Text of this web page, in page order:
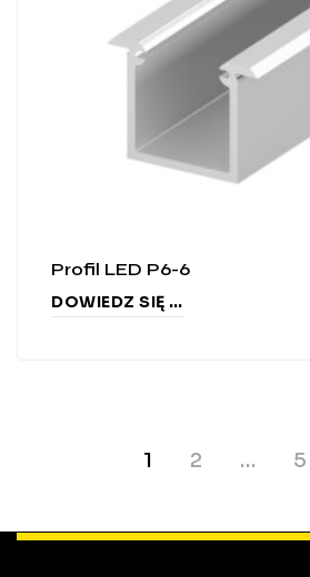
Profil LED P6-6
DOWIEDZ SIĘ WIĘCEJ
1 2 … 5